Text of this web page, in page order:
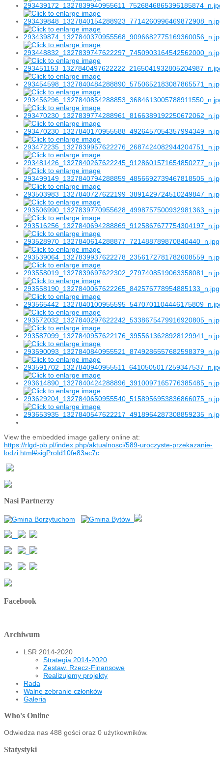
View the embedded image gallery online at:
https://rlgd-pb.pl/index.php/aktualnosci/589-uroczyste-przekazanie-
lodzi.html#sigProId10fe83ac7c
Nasi Partnerzy
Facebook
Archiwum
LSR 2014-2020
Strategia 2014-2020
Zestaw. Rzecz-Finansowe
Realizujemy projekty
Rada
Walne zebranie członków
Galeria
Who's Online
Odwiedza nas 488 gości oraz 0 użytkowników.
Statystyki